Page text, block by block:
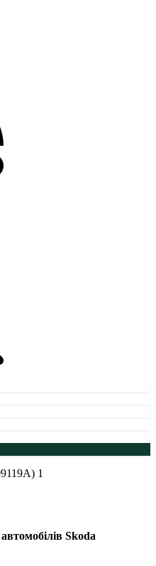
Skoda